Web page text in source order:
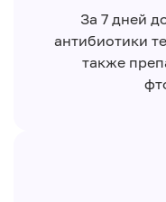
За 7 дней
антибиотики
также